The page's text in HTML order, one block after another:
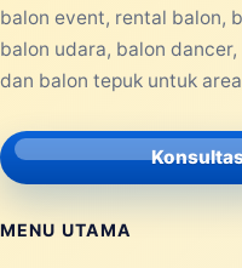
balon event, rental balon,
balon udara, balon
dan balon tepuk untuk
MENU UTAMA